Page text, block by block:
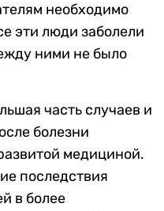
необходимо
эти люди заболели
ними не было
часть случаев и
болезни
медициной.
последствия
в более